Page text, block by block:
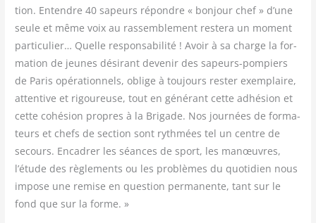
tion. Entendre 40 sapeurs répondre « bon­jour chef » d’une
seule et même voix au ras­sem­ble­ment res­te­ra un moment
par­ti­cu­lier… Quelle res­pon­sa­bi­li­té ! Avoir à sa charge la for­
ma­tion de jeunes dési­rant deve­nir des sapeurs-pom­piers
de Paris opé­ra­tion­nels, oblige à tou­jours res­ter exem­plaire,
atten­tive et rigou­reuse, tout en géné­rant cette adhé­sion et
cette cohé­sion propres à la Bri­gade. Nos jour­nées de for­ma­
teurs et chefs de sec­tion sont ryth­mées tel un centre de
secours. Enca­drer les séances de sport, les manœuvres,
l’étude des règle­ments ou les pro­blèmes du quo­ti­dien nous
impose une remise en ques­tion per­ma­nente, tant sur le
fond que sur la forme. »